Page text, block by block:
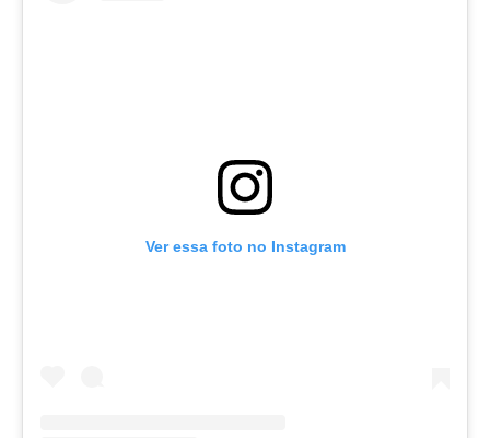
Ver essa foto no Instagram